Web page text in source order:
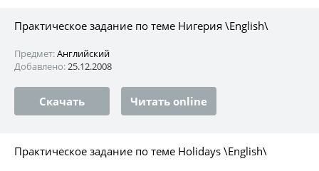
Практическое задание по теме Нигерия \English\
Предмет:Английский
Добавлено:25.12.2008
Скачать Читать online
Практическое задание по теме Holidays \English\